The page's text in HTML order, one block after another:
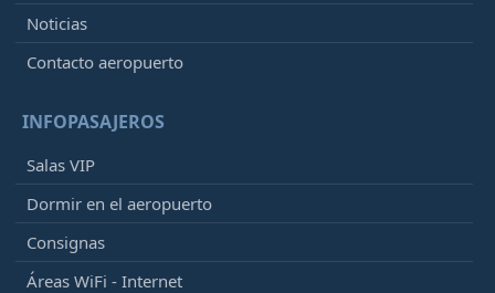
Noticias
Contacto aeropuerto
INFOPASAJEROS
Salas VIP
Dormir en el aeropuerto
Consignas
Áreas WiFi - Internet